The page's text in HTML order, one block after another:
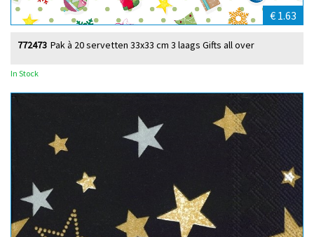
€ 1.63
Pak à 20 servetten 33x33 cm 3 laags Gifts all over
772473
In Stock